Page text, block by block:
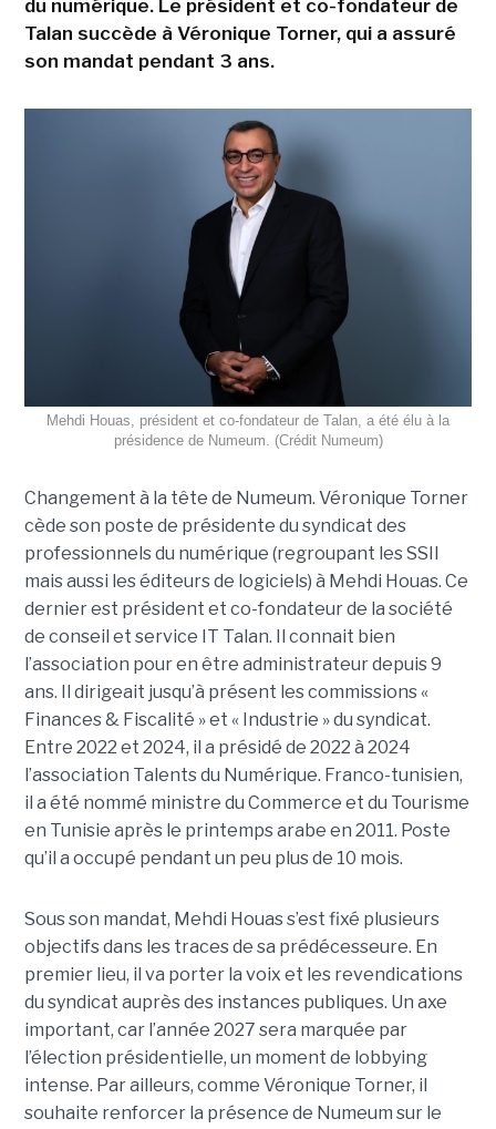
du numérique. Le président et co-fondateur de
Talan succède à Véronique Torner, qui a assuré
son mandat pendant 3 ans.
Mehdi Houas, président et co-fondateur de Talan, a été élu à la
présidence de Numeum. (Crédit Numeum)
Changement à la tête de Numeum. Véronique Torner
cède son poste de présidente du syndicat des
professionnels du numérique (regroupant les SSII
mais aussi les éditeurs de logiciels) à Mehdi Houas. Ce
dernier est président et co-fondateur de la société
de conseil et service IT Talan. Il connait bien
l’association pour en être administrateur depuis 9
ans. Il dirigeait jusqu’à présent les commissions «
Finances & Fiscalité » et « Industrie » du syndicat.
Entre 2022 et 2024, il a présidé de 2022 à 2024
l’association Talents du Numérique. Franco-tunisien,
il a été nommé ministre du Commerce et du Tourisme
en Tunisie après le printemps arabe en 2011. Poste
qu’il a occupé pendant un peu plus de 10 mois.
Sous son mandat, Mehdi Houas s’est fixé plusieurs
objectifs dans les traces de sa prédécesseure. En
premier lieu, il va porter la voix et les revendications
du syndicat auprès des instances publiques. Un axe
important, car l’année 2027 sera marquée par
l’élection présidentielle, un moment de lobbying
intense. Par ailleurs, comme Véronique Torner, il
souhaite renforcer la présence de Numeum sur le